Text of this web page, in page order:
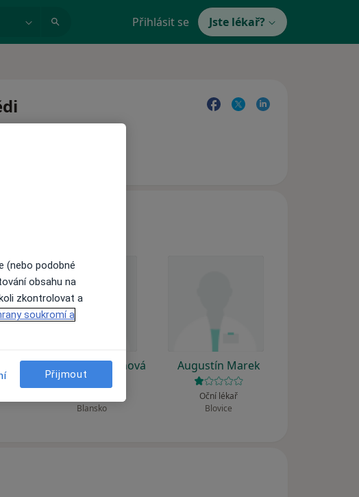
Přihlásit se Jste lékař?
Magdalena Tihonová
Blansko
Augustín Marek
Oční lékař
Blovice
(nebo podobné
obsahu na
zkontrolovat a
soukromí a
Přijmout